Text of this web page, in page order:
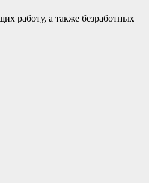
работу, а также безработных